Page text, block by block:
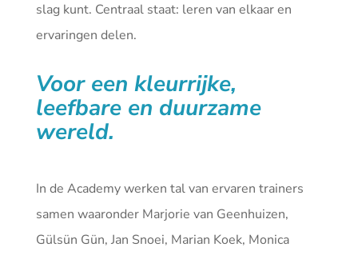
slag kunt. Centraal staat: leren van elkaar en
ervaringen delen.
Voor een kleurrijke,
leefbare en duurzame
wereld.
In de Academy werken tal van ervaren trainers
samen waaronder Marjorie van Geenhuizen,
Gülsün Gün, Jan Snoei, Marian Koek, Monica